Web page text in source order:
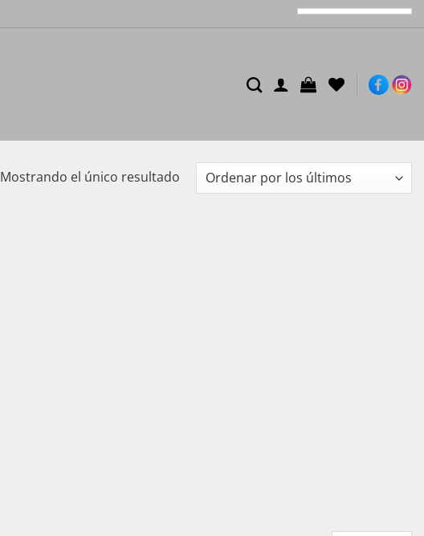
Mostrando el único resultado